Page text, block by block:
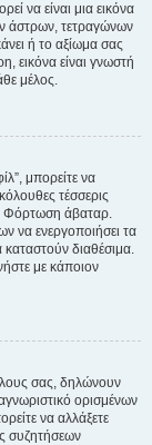
να είναι μια εικόνα
άστρων, τετραγώνων
ή το αξίωμα σας
εικόνα είναι γνωστή
μέλος.
μπορείτε να
τέσσερις
Φόρτωση άβαταρ.
να ενεργοποιήσει τα
καταστούν διαθέσιμα.
με κάποιον
σας, δηλώνουν
ορισμένων
να αλλάξετε
συζητήσεων